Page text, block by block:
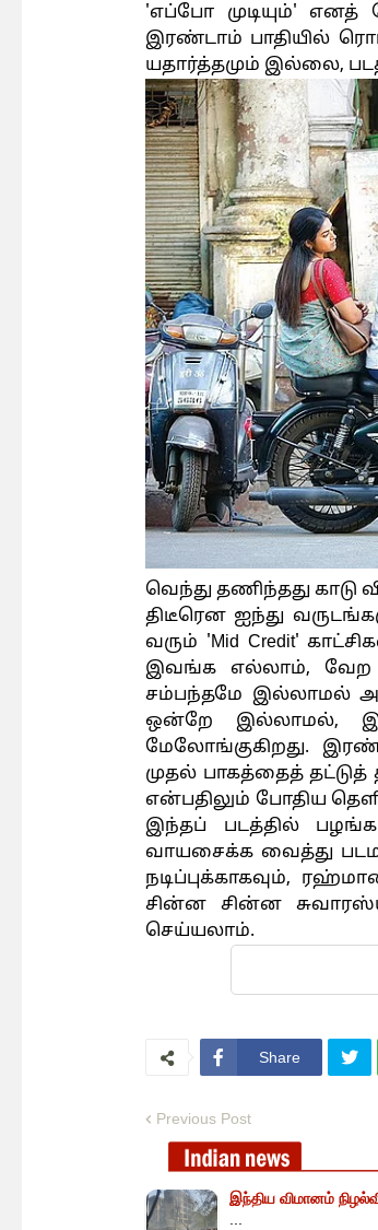
'எப்போ முடியும்'
இரண்டாம் பாதியில்
யதார்த்தமும் இல்லை,
வெந்து தணிந்தது காடு
திடீரென ஐந்து
வரும் 'Mid Credit'
இவங்க எல்லாம், வேற
சம்பந்தமே இல்லாமல்
ஒன்றே இல்லாமல்,
மேலோங்குகிறது.
முதல் பாகத்தைத் தட்டுத்
என்பதிலும் போதிய
இந்தப் படத்தில்
வாயசைக்க வைத்து
நடிப்புக்காகவும்,
சின்ன சின்ன
செய்யலாம்.
Share
Previous Post
இந்திய விமானம்